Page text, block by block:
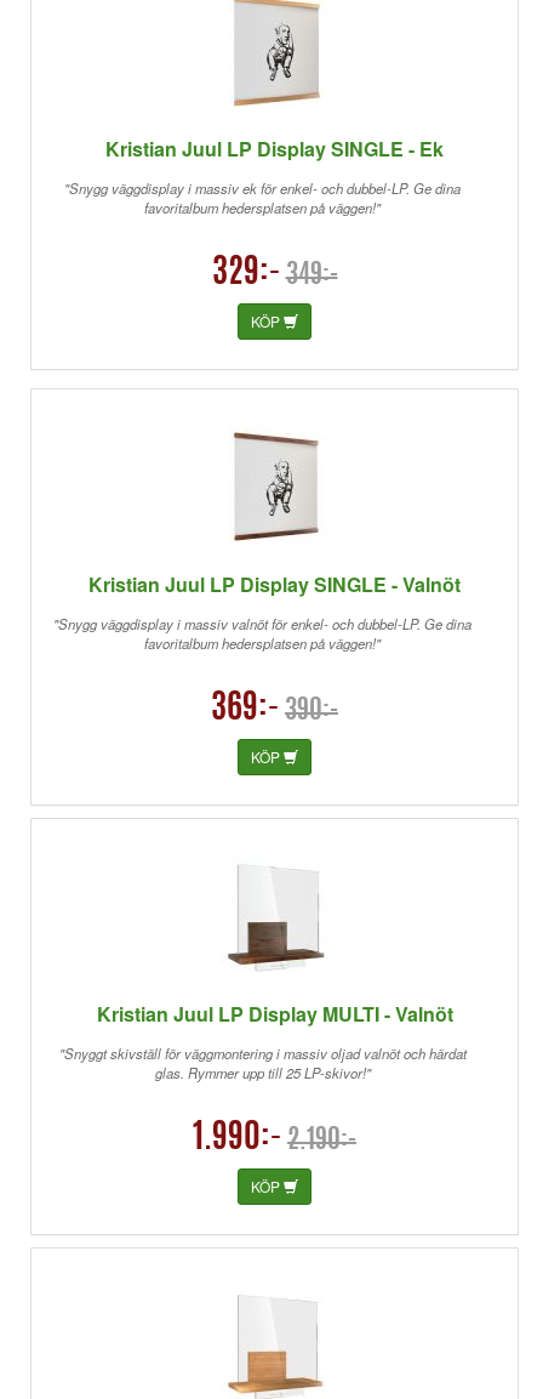
Kristian Juul LP Display SINGLE - Ek
"Snygg väggdisplay i massiv ek för enkel- och dubbel-LP. Ge dina
favoritalbum hedersplatsen på väggen!"
329:- 349:-
KÖP
Kristian Juul LP Display SINGLE - Valnöt
"Snygg väggdisplay i massiv valnöt för enkel- och dubbel-LP. Ge dina
favoritalbum hedersplatsen på väggen!"
369:- 390:-
KÖP
Kristian Juul LP Display MULTI - Valnöt
"Snyggt skivställ för väggmontering i massiv oljad valnöt och härdat
glas. Rymmer upp till 25 LP-skivor!"
1.990:- 2.190:-
KÖP